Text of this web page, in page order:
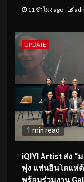
11 ชั่วโมง ago
UPDATE
1 min read
iQIYI Artist ส่ง “
พุ่ง แฟนอินโดแห่
พร้อมร่วมงาน